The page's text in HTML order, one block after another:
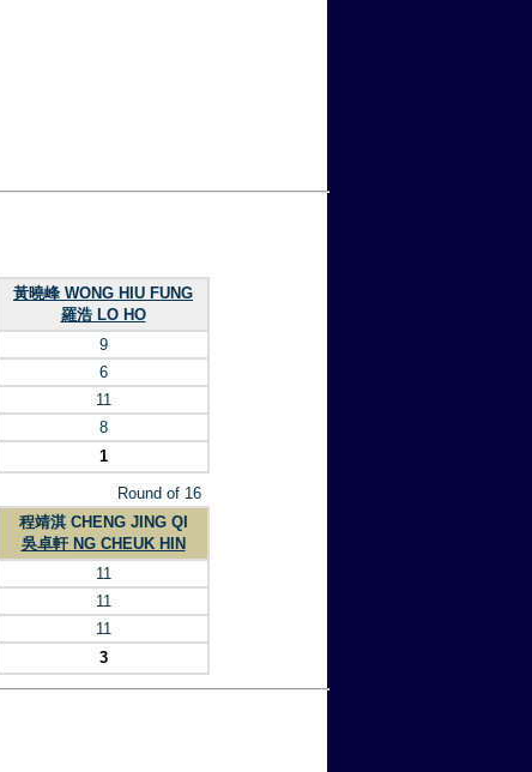
黃曉峰 WONG HIU FUNG
羅浩 LO HO
9
6
11
8
1
Round of 16
程靖淇 CHENG JING QI
吳卓軒 NG CHEUK HIN
11
11
11
3